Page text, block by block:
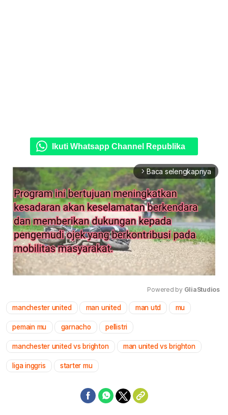
Ikuti Whatsapp Channel Republika
arrow_forward_ios Baca selengkapnya
Mute
Powered by GliaStudios
manchester united man united man utd mu
pemain mu garnacho pellistri
manchester united vs brighton man united vs brighton
liga inggris starter mu